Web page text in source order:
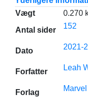
Vægt
0.270
Antal sider
152
Dato 2021-
Forfatter Leah
Forlag Marvel